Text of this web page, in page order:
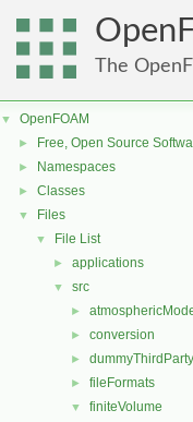
The
▼ OpenFOAM
► Free, Open Source
► Namespaces
► Classes
▼ Files
▼ File List
► applications
▼ src
►
► conversion
► dummyThirdParty
► fileFormats
▼ finiteVolume